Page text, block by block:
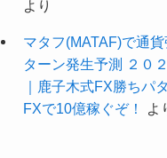
より
マタフ(MATAF)で通
ターン発生予測 ２０
｜鹿子木式FX勝ちパ
FXで10億稼ぐぞ！
よ